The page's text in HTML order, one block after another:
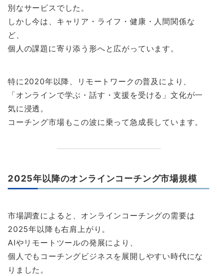
別なサービスでした。
しかし今は、キャリア・ライフ・健康・人間関係な
ど、
個人の課題に寄り添う形へと広がっています。
特に2020年以降、リモートワークの普及により、
「オンラインで学ぶ・話す・支援を受ける」文化が一
気に浸透。
コーチング市場もこの波に乗って急成長しています。
2025年以降のオンラインコーチング市場規模
市場調査によると、オンラインコーチングの需要は
2025年以降も右肩上がり。
AIやリモートツールの発展により、
個人でもコーチングビジネスを展開しやすい時代にな
りました。